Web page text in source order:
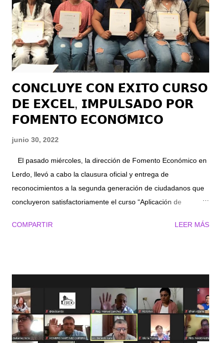
enfermedades como la depresión que puede orillar a niños,
jóvenes y adultos, a buscar una salida por una puerta falsa, y
ofrecerles herramientas útiles como el “ABC del Suicidio” que
puedan poner en práctica para prevenir la pérdida de más vi...
𝗖𝗢𝗡𝗖𝗟𝗨𝗬𝗘 𝗖𝗢𝗡 𝗘́𝗫𝗜𝗧𝗢 𝗖𝗨𝗥𝗦𝗢
𝗗𝗘 𝗘𝗫𝗖𝗘𝗟, 𝗜𝗠𝗣𝗨𝗟𝗦𝗔𝗗𝗢 𝗣𝗢𝗥
𝗙𝗢𝗠𝗘𝗡𝗧𝗢 𝗘𝗖𝗢𝗡𝗢́𝗠𝗜𝗖𝗢
junio 30, 2022
El pasado miércoles, la dirección de Fomento Económico en
Lerdo, llevó a cabo la clausura oficial y entrega de
reconocimientos a la segunda generación de ciudadanos que
concluyeron satisfactoriamente el curso “Aplicación de
de la dependencia, Jesús Mario Castrillón. El curso se
Secretaría de Educación Pública (SEP). Jesús Mario Castrillón
resaltó la importancia de este curso académico para las
personas beneficiadas, ya que ahora cuentan con más
herramientas en su campo laboral, el funcionario celebró que
COMPARTIR LEER MÁS